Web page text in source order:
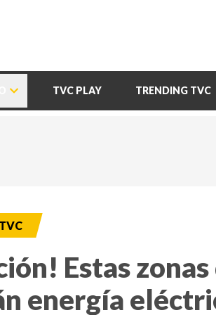
TVC PLAY TRENDING TVC
Estas
energía